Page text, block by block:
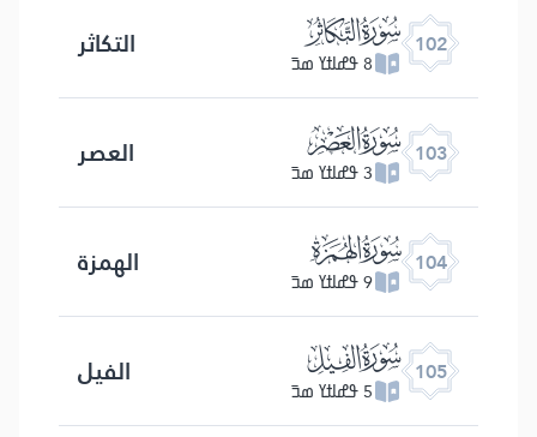
102 ﰓ
8 ߟߝߊߙߌ ߘߏ߫ التكاثر
103 ﰔ
3 ߟߝߊߙߌ ߘߏ߫ العصر
104 ﰕ
9 ߟߝߊߙߌ ߘߏ߫ الهمزة
105 ﰖ
5 ߟߝߊߙߌ ߘߏ߫ الفیل